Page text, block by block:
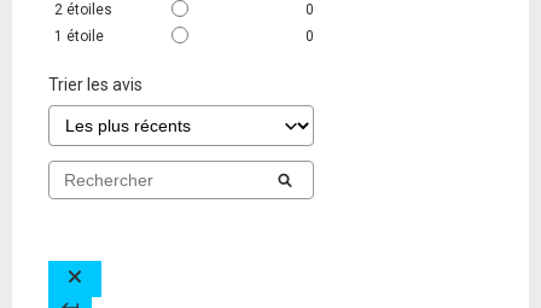
2 étoiles
0
1 étoile 0
Trier les avis